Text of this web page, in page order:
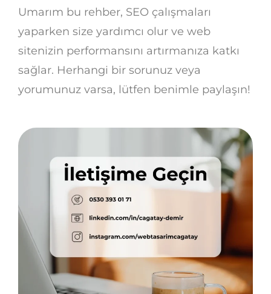
Umarım bu rehber, SEO çalışmaları
yaparken size yardımcı olur ve web
sitenizin performansını artırmanıza katkı
sağlar. Herhangi bir sorunuz veya
yorumunuz varsa, lütfen benimle paylaşın!